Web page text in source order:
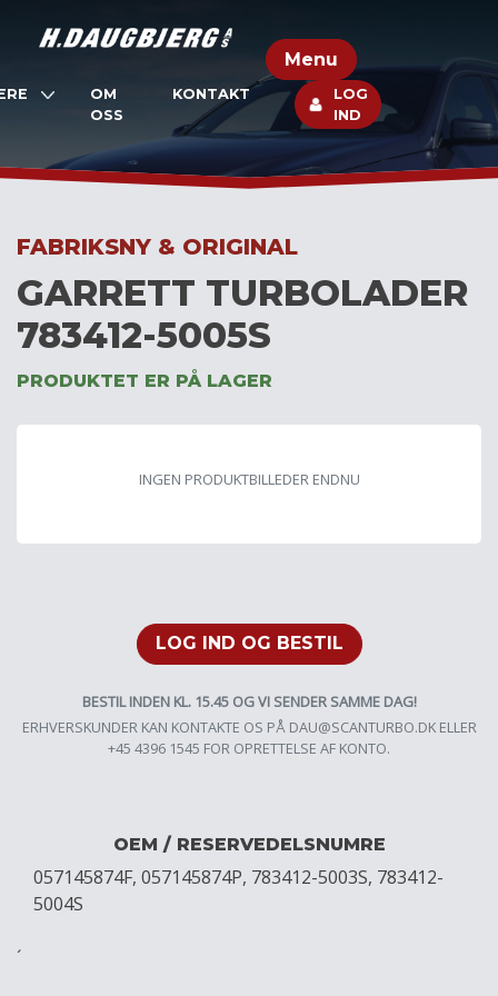
Menu
OM
OSS
KONTAKT
LOG
IND
FABRIKSNY & ORIGINAL
GARRETT TURBOLADER
783412-5005S
PRODUKTET ER PÅ LAGER
INGEN PRODUKTBILLEDER ENDNU
LOG IND OG BESTIL
BESTIL INDEN KL. 15.45 OG VI SENDER SAMME DAG!
ERHVERSKUNDER KAN KONTAKTE OS PÅ DAU@SCANTURBO.DKELLER
+45 4396 1545 FOR OPRETTELSE AF KONTO.
OEM / RESERVEDELSNUMRE
057145874F, 057145874P, 783412-5003S, 783412-
5004S
´